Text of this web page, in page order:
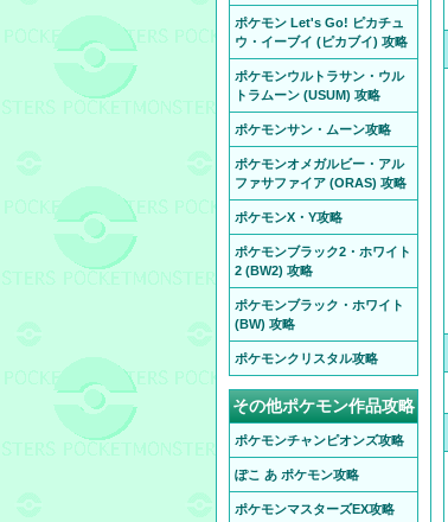
ポケモン Let's Go! ピカチュ
ウ・イーブイ (ピカブイ) 攻略
ポケモンウルトラサン・ウル
トラムーン (USUM) 攻略
ポケモンサン・ムーン攻略
ポケモンオメガルビー・アル
ファサファイア (ORAS) 攻略
ポケモンX・Y攻略
ポケモンブラック2・ホワイト
2 (BW2) 攻略
ポケモンブラック・ホワイト
(BW) 攻略
ポケモンクリスタル攻略
その他ポケモン作品攻略
ポケモンチャンピオンズ攻略
ぽこ あ ポケモン攻略
ポケモンマスターズEX攻略